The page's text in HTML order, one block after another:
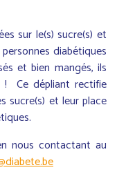
sur le(s) sucre(s) et
diabétiques
et bien mangés, ils
! Ce dépliant rectifie
sucre(s) et leur place
nous contactant au